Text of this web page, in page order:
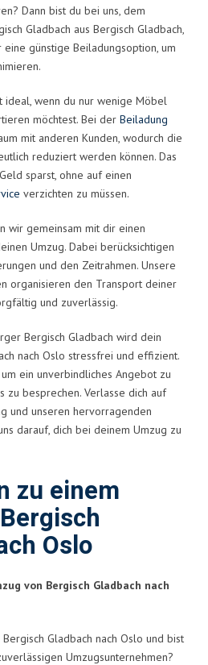
Dann bist du bei uns, dem
Gladbach aus Bergisch Gladbach,
günstige Beiladungsoption, um
ideal, wenn du nur wenige Möbel
möchtest. Bei der Beiladung
mit anderen Kunden, wodurch die
reduziert werden können. Das
sparst, ohne auf einen
verzichten zu müssen.
wir gemeinsam mit dir einen
Umzug. Dabei berücksichtigen
und den Zeitrahmen. Unsere
organisieren den Transport deiner
und zuverlässig.
Bergisch Gladbach wird dein
nach Oslo stressfrei und effizient.
ein unverbindliches Angebot zu
besprechen. Verlasse dich auf
und unseren hervorragenden
darauf, dich bei deinem Umzug zu
zu einem
Oslo
von Bergisch Gladbach nach
Gladbach nach Oslo und bist
Umzugsunternehmen?